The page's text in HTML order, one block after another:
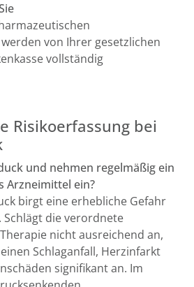
von Ihrer gesetzlichen
vollständig
Risikoerfassung bei
und nehmen regelmäßig ein
Arzneimittel ein?
birgt eine erhebliche Gefahr
die verordnete
nicht ausreichend an,
Schlaganfall, Herzinfarkt
signifikant an. Im